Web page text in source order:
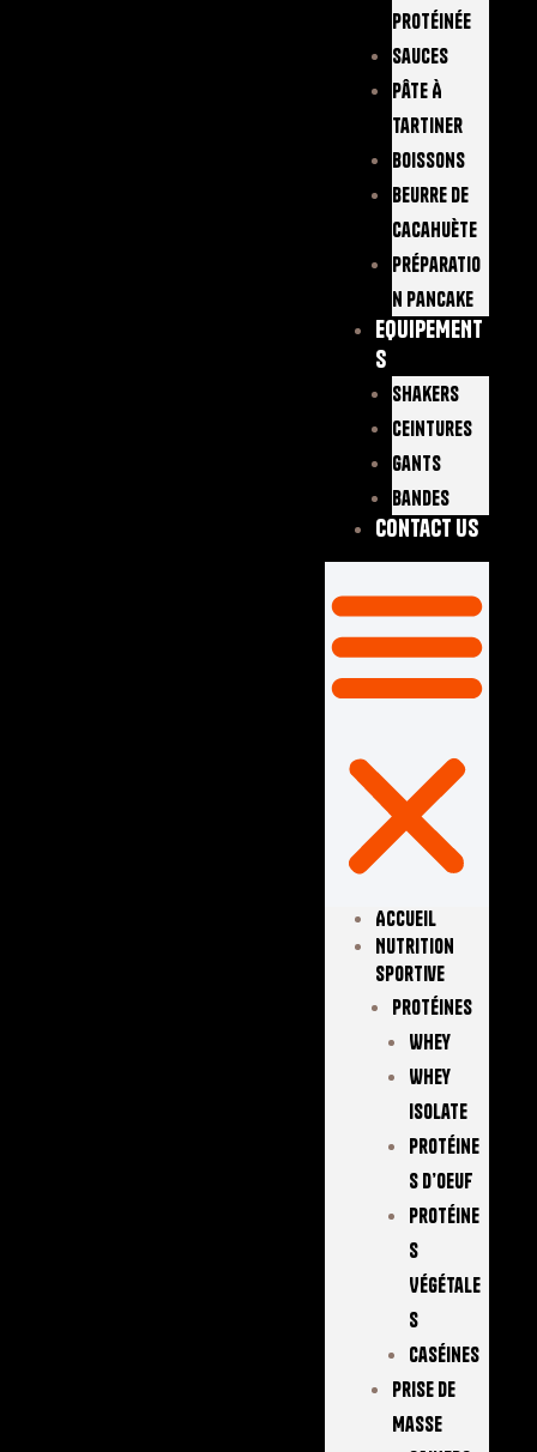
Protéinée
Sauces
Pâte À
Tartiner
Boissons
Beurre De
Cacahuète
Préparatio
N Pancake
EQUIPEMENT
S
Shakers
Ceintures
Gants
Bandes
Contact Us
Accueil
Nutrition
Sportive
Protéines
Whey
Whey
Isolate
Protéine
S D’oeuf
Protéine
S
Végétale
S
Caséines
Prise De
Masse